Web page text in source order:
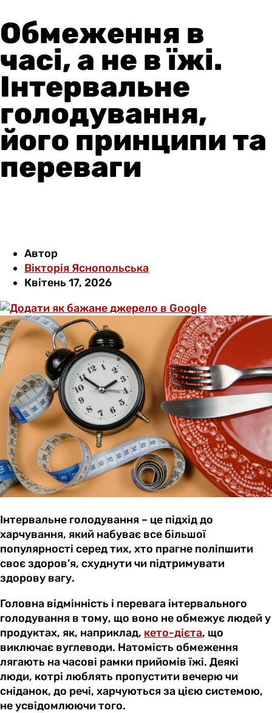
Обмеження в
часі, а не в їжі.
Інтервальне
голодування,
його принципи та
переваги
Автор
Вікторія Яснопольська
Квітень 17, 2026
Інтервальне голодування – це підхід до
харчування, який набуває все більшої
популярності серед тих, хто прагне поліпшити
своє здоров’я, схуднути чи підтримувати
здорову вагу.
Головна відмінність і перевага інтервального
голодування в тому, що воно не обмежує людей у
продуктах, як, наприклад, кето-дієта, що
виключає вуглеводи. Натомість обмеження
лягають на часові рамки прийомів їжі. Деякі
люди, котрі люблять пропустити вечерю чи
сніданок, до речі, харчуються за цією системою,
не усвідомлюючи того.